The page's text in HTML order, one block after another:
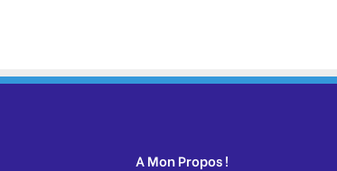
A Mon Propos !